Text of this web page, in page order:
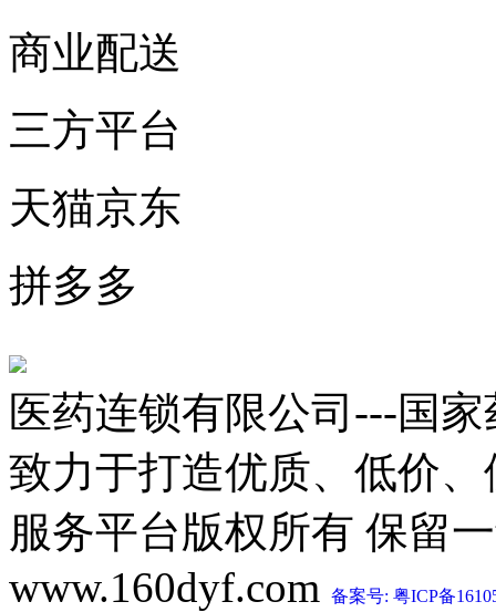
商业配送
三方平台
天猫京东
拼多多
医药连锁有限公司---国
致力于打造优质、低价
服务平台版权所有 保留
www.160dyf.com
备案号: 粤ICP备